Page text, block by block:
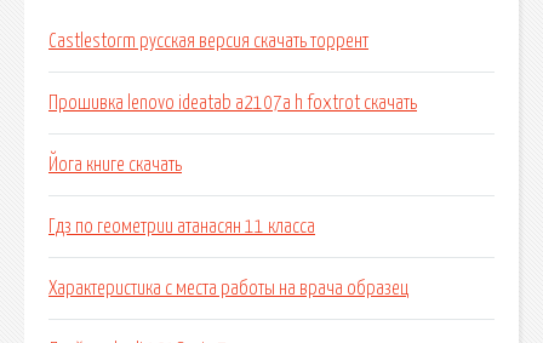
Castlestorm русская версия скачать торрент
Прошивка lenovo ideatab a2107a h foxtrot скачать
Йога книге скачать
Гдз по геометрии атанасян 11 класса
Характеристика с места работы на врача образец